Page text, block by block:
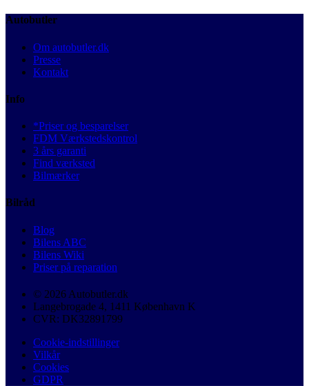
Autobutler
Om autobutler.dk
Presse
Kontakt
Info
*Priser og besparelser
FDM Værkstedskontrol
3 års garanti
Find værksted
Bilmærker
Bilråd
Blog
Bilens ABC
Bilens Wiki
Priser på reparation
© 2026 Autobutler.dk
Langebrogade 4, 1411 København K
CVR: DK32891799
Cookie-indstillinger
Vilkår
Cookies
GDPR